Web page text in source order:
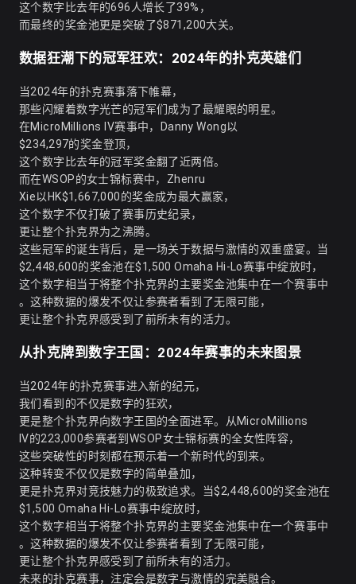
这个数字比去年的696人增长了39%，
而最终的奖金池更是突破了$871,200大关。
数据狂潮下的冠军狂欢：2024年的扑克英雄们
当2024年的扑克赛事落下帷幕，
那些闪耀着数字光芒的冠军们成为了最耀眼的明星。
在MicroMillions IV赛事中，Danny Wong以
$234,297的奖金登顶，
这个数字比去年的冠军奖金翻了近两倍。
而在WSOP的女士锦标赛中，Zhenru
Xie以HK$1,667,000的奖金成为最大赢家，
这个数字不仅打破了赛事历史纪录，
更让整个扑克界为之沸腾。
这些冠军的诞生背后，是一场关于数据与激情的双重盛宴。当
$2,448,600的奖金池在$1,500 Omaha Hi-Lo赛事中绽放时，
这个数字相当于将整个扑克界的主要奖金池集中在一个赛事中
。这种数据的爆发不仅让参赛者看到了无限可能，
更让整个扑克界感受到了前所未有的活力。
从扑克牌到数字王国：2024年赛事的未来图景
当2024年的扑克赛事进入新的纪元，
我们看到的不仅是数字的狂欢，
更是整个扑克界向数字王国的全面进军。从MicroMillions
IV的223,000参赛者到WSOP女士锦标赛的全女性阵容，
这些突破性的时刻都在预示着一个新时代的到来。
这种转变不仅仅是数字的简单叠加，
更是扑克界对竞技魅力的极致追求。当$2,448,600的奖金池在
$1,500 Omaha Hi-Lo赛事中绽放时，
这个数字相当于将整个扑克界的主要奖金池集中在一个赛事中
。这种数据的爆发不仅让参赛者看到了无限可能，
更让整个扑克界感受到了前所未有的活力。
未来的扑克赛事，注定会是数字与激情的完美融合。